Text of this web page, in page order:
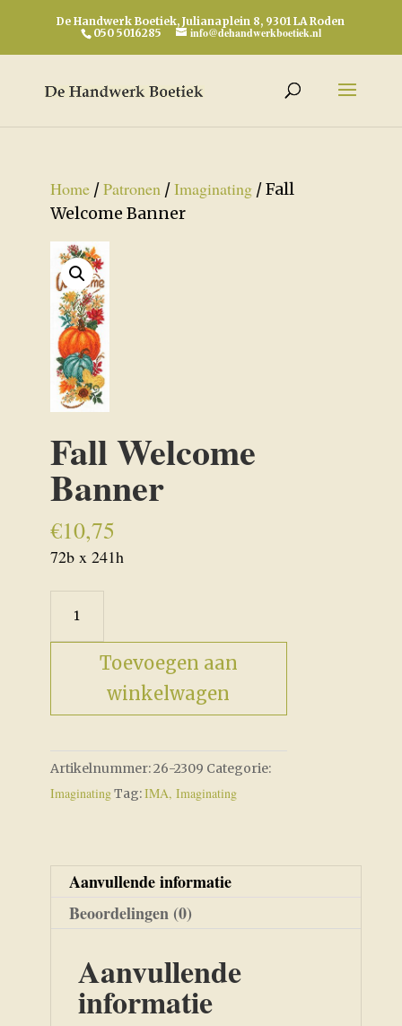
De Handwerk Boetiek, Julianaplein 8, 9301 LA Roden
050 5016285
info@dehandwerkboetiek.nl
Home/Patronen/Imaginating/ Fall
Welcome Banner
Fall Welcome
Banner
€10,75
72b x 241h
Welcome
Banner
Toevoegen aan
winkelwagen
Artikelnummer:26-2309 Categorie:
ImaginatingTag:IMA, Imaginating
Aanvullende informatie
Beoordelingen (0)
Aanvullende
informatie